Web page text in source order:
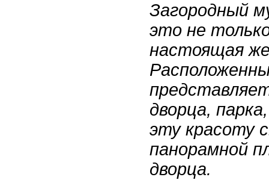
Загородный
это не
настоящая
дворца,
эту красоту
панорамной
дворца.